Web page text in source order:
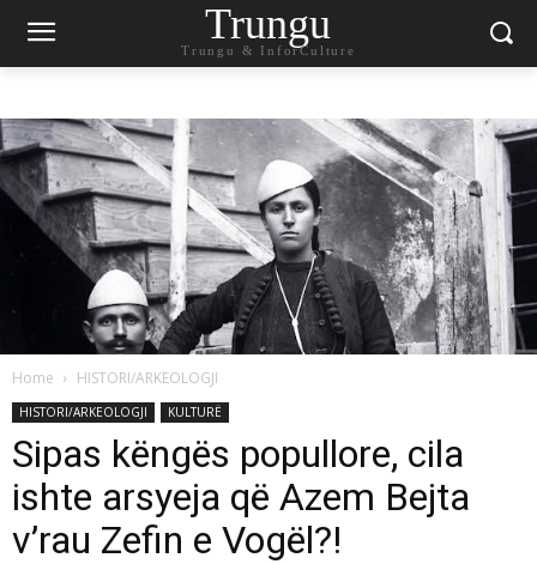
Trungu
Trungu & InforCulture
Home HISTORI/ARKEOLOGJI
HISTORI/ARKEOLOGJI KULTURË
Sipas këngës popullore, cila
ishte arsyeja që Azem Bejta
v’rau Zefin e Vogël?!